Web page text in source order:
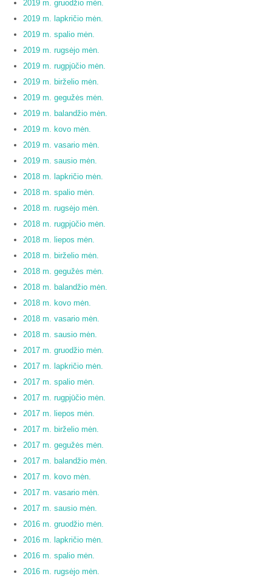
2019 m. gruodžio mėn.
2019 m. lapkričio mėn.
2019 m. spalio mėn.
2019 m. rugsėjo mėn.
2019 m. rugpjūčio mėn.
2019 m. birželio mėn.
2019 m. gegužės mėn.
2019 m. balandžio mėn.
2019 m. kovo mėn.
2019 m. vasario mėn.
2019 m. sausio mėn.
2018 m. lapkričio mėn.
2018 m. spalio mėn.
2018 m. rugsėjo mėn.
2018 m. rugpjūčio mėn.
2018 m. liepos mėn.
2018 m. birželio mėn.
2018 m. gegužės mėn.
2018 m. balandžio mėn.
2018 m. kovo mėn.
2018 m. vasario mėn.
2018 m. sausio mėn.
2017 m. gruodžio mėn.
2017 m. lapkričio mėn.
2017 m. spalio mėn.
2017 m. rugpjūčio mėn.
2017 m. liepos mėn.
2017 m. birželio mėn.
2017 m. gegužės mėn.
2017 m. balandžio mėn.
2017 m. kovo mėn.
2017 m. vasario mėn.
2017 m. sausio mėn.
2016 m. gruodžio mėn.
2016 m. lapkričio mėn.
2016 m. spalio mėn.
2016 m. rugsėjo mėn.